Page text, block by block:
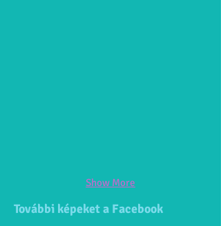
Show More
További képeket a Facebook